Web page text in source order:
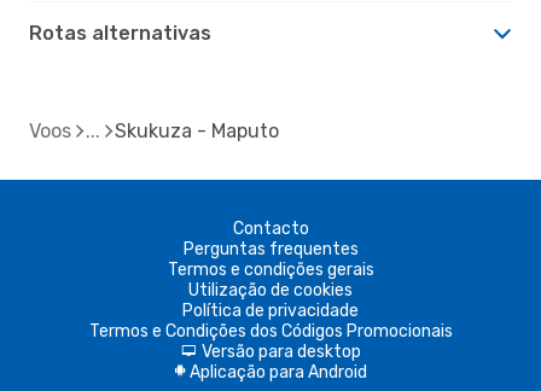
Rotas alternativas
Voos Skukuza - Maputo
Contacto
Perguntas frequentes
Termos e condições gerais
Utilização de cookies
Política de privacidade
Termos e Condições dos Códigos Promocionais
d Versão para desktop
A Aplicação para Android